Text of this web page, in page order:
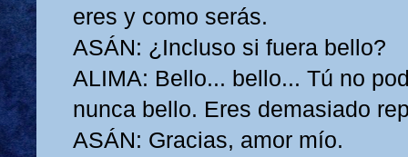
eres y como serás.
ASÁN: ¿Incluso si fuera bello?
ALIMA: Bello... bello... Tú no
nunca bello. Eres demasiado
ASÁN: Gracias, amor mío.